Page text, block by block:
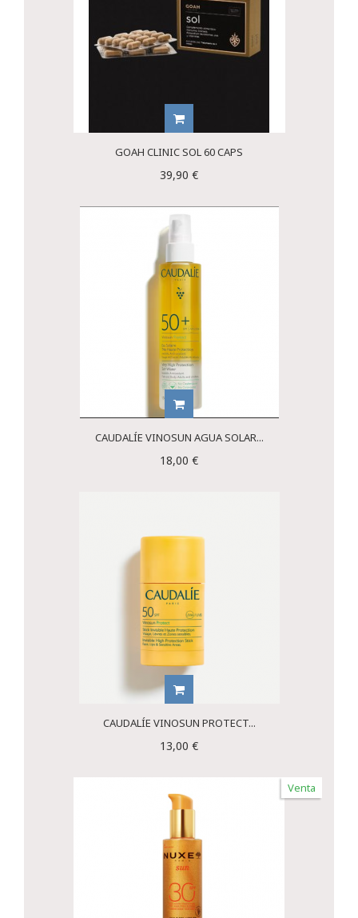
GOAH CLINIC SOL 60 CAPS
39,90 €
CAUDALÍE VINOSUN AGUA SOLAR...
18,00 €
CAUDALÍE VINOSUN PROTECT...
13,00 €
Venta